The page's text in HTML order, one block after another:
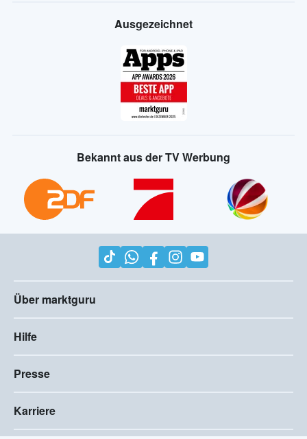
Ausgezeichnet
Bekannt aus der TV Werbung
Über marktguru
Hilfe
Presse
Karriere